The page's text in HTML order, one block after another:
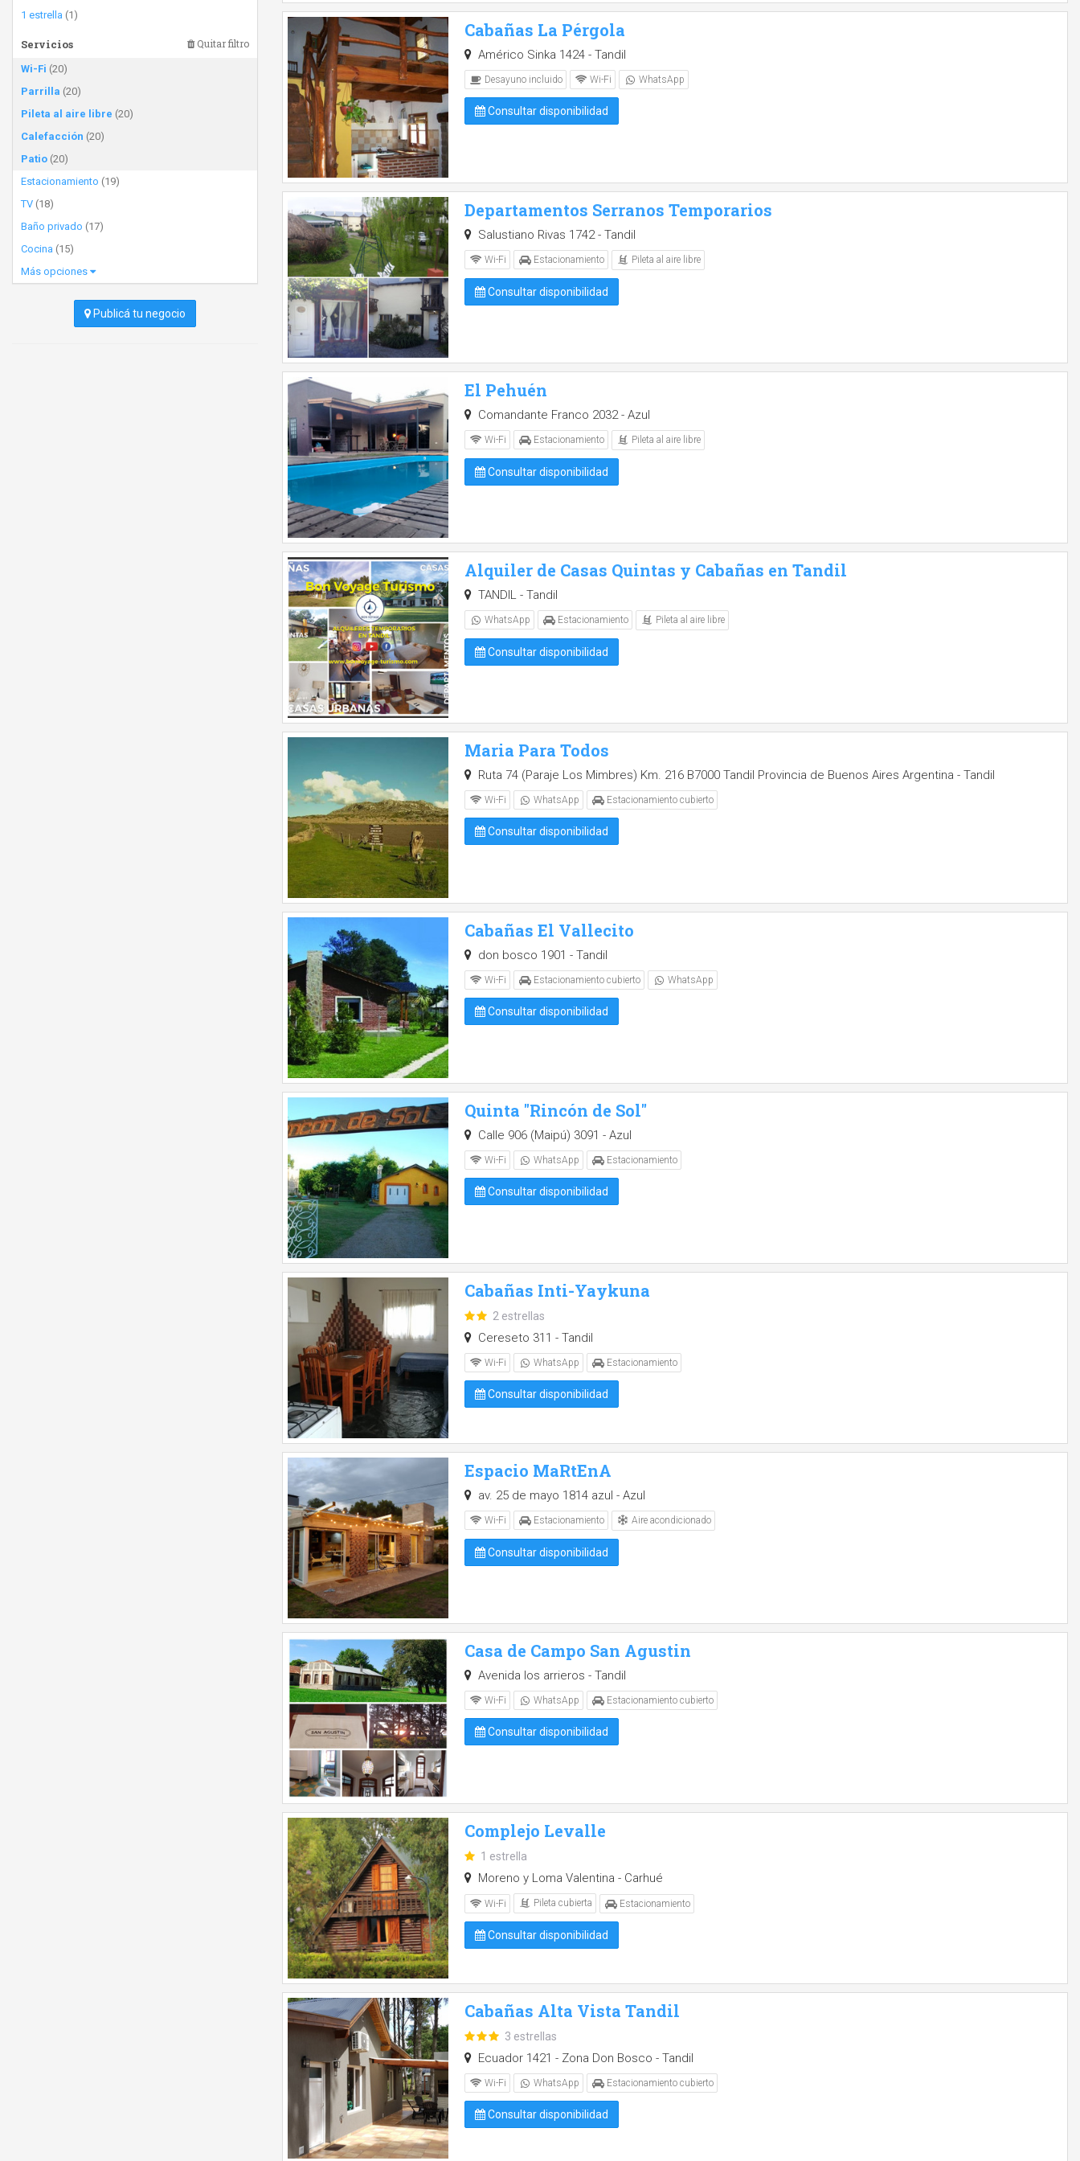
1 estrella (1)
Servicios Quitar filtro
Wi-Fi (20)
Parrilla (20)
Pileta al aire libre (20)
Calefacción (20)
Patio (20)
Estacionamiento (19)
TV (18)
Baño privado (17)
Cocina (15)
Más opciones
Publicá tu negocio
Cabañas La Pérgola
Américo Sinka 1424 - Tandil
Desayuno incluido Wi-Fi WhatsApp
Consultar disponibilidad
Departamentos Serranos Temporarios
Salustiano Rivas 1742 - Tandil
Wi-Fi Estacionamiento Pileta al aire libre
Consultar disponibilidad
El Pehuén
Comandante Franco 2032 - Azul
Wi-Fi Estacionamiento Pileta al aire libre
Consultar disponibilidad
Alquiler de Casas Quintas y Cabañas en Tandil
TANDIL - Tandil
WhatsApp Estacionamiento Pileta al aire libre
Consultar disponibilidad
Maria Para Todos
Ruta 74 (Paraje Los Mimbres) Km. 216 B7000 Tandil Provincia de Buenos Aires Argentina - Tandil
Wi-Fi WhatsApp Estacionamiento cubierto
Consultar disponibilidad
Cabañas El Vallecito
don bosco 1901 - Tandil
Wi-Fi Estacionamiento cubierto WhatsApp
Consultar disponibilidad
Quinta "Rincón de Sol"
Calle 906 (Maipú) 3091 - Azul
Wi-Fi WhatsApp Estacionamiento
Consultar disponibilidad
Cabañas Inti-Yaykuna
2 estrellas
Cereseto 311 - Tandil
Wi-Fi WhatsApp Estacionamiento
Consultar disponibilidad
Espacio MaRtEnA
av. 25 de mayo 1814 azul - Azul
Wi-Fi Estacionamiento Aire acondicionado
Consultar disponibilidad
Casa de Campo San Agustin
Avenida los arrieros - Tandil
Wi-Fi WhatsApp Estacionamiento cubierto
Consultar disponibilidad
Complejo Levalle
1 estrella
Moreno y Loma Valentina - Carhué
Wi-Fi Pileta cubierta Estacionamiento
Consultar disponibilidad
Cabañas Alta Vista Tandil
3 estrellas
Ecuador 1421 - Zona Don Bosco - Tandil
Wi-Fi WhatsApp Estacionamiento cubierto
Consultar disponibilidad